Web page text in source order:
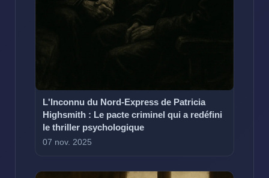
L'Inconnu du Nord-Express de Patricia
Highsmith : Le pacte criminel qui a redéfini
le thriller psychologique
07 nov. 2025